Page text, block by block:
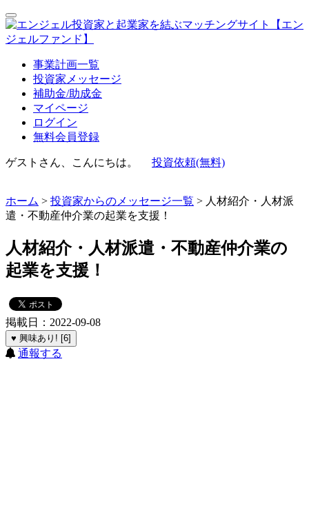
事業計画一覧
投資家メッセージ
補助金/助成金
マイページ
ログイン
無料会員登録
ゲストさん、こんにちは。 投資依頼(無料)
ホーム > 投資家からのメッセージ一覧 > 人材紹介・人材派
遣・不動産仲介業の起業を支援！
人材紹介・人材派遣・不動産仲介業の
起業を支援！
掲載日：2022-09-08
♥ 興味あり! [6]
通報する